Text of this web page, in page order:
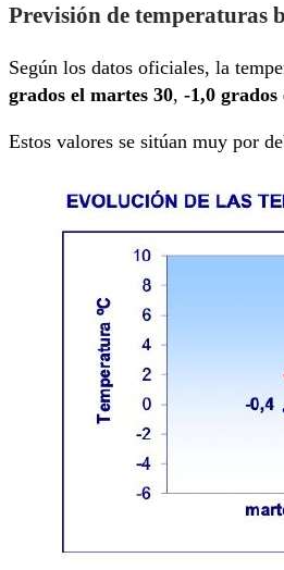
Previsión de temperaturas
Según los datos oficiales, la
grados el martes 30, -1,0 grados
Estos valores se sitúan muy por